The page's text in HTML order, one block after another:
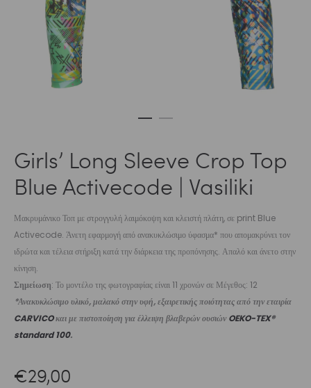
Girls’ Long Sleeve Crop Top
Blue Activecode | Vasiliki
Μακρυμάνικο Τοπ με στρογγυλή λαιμόκοψη και κλειστή πλάτη, σε print Blue
Activecode. Άνετη εφαρμογή από ανακυκλώσιμο ύφασμα* που απομακρύνει τον
ιδρώτα και τέλεια στήριξη κατά την διάρκεια της προπόνησης. Απαλό και άνετο στην
κίνηση.
Σημείωση: Το μοντέλο της φωτογραφίας είναι 11 χρονών σε Μέγεθος: 12
*Ανακυκλώσιμο υλικό, μαλακό στην υφή, εξαιρετικής ποιότητας από την εταιρία
CARVICOκαι με πιστοποίηση για έλλειψη βλαβερών ουσιών OEKO-TEX®
standard 100.
€29,00